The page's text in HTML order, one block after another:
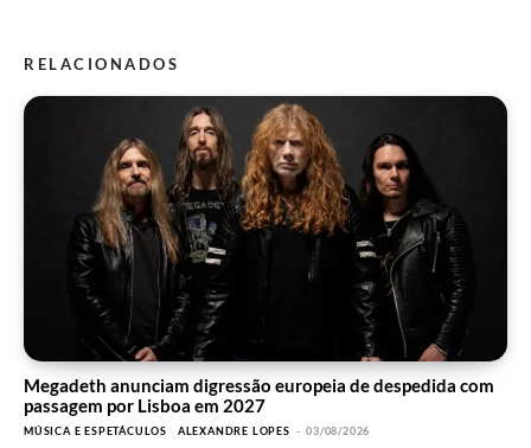
RELACIONADOS
Megadeth anunciam digressão europeia de despedida com
passagem por Lisboa em 2027
MÚSICA E ESPETÁCULOS ALEXANDRE LOPES - 03/08/2026